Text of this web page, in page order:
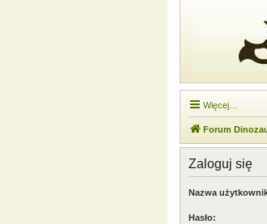
Więcej…
Forum
Zaloguj się
Nazwa
Hasło: